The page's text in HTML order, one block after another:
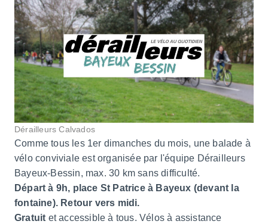
Dérailleurs Calvados
Comme tous les 1er dimanches du mois, une balade à
vélo conviviale est organisée par l'équipe Dérailleurs
Bayeux-Bessin, max. 30 km sans difficulté.
Départ à 9h, place St Patrice à Bayeux (devant la
fontaine). Retour vers midi.
Gratuit et accessible à tous. Vélos à assistance